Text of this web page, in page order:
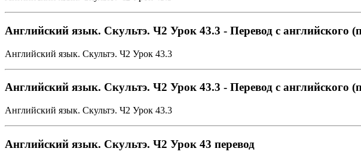
Английский язык. Скультэ. Ч2 Урок 43.3 - Перевод с английского
Английский язык. Скультэ. Ч2 Урок 43.3
Английский язык. Скультэ. Ч2 Урок 43.3 - Перевод с английского
Английский язык. Скультэ. Ч2 Урок 43.3
Английский язык. Скультэ. Ч2 Урок 43 перевод